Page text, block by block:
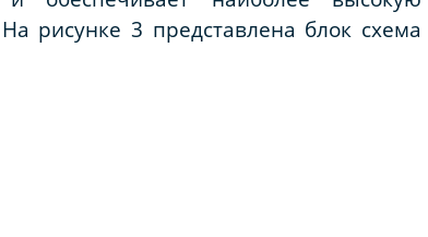
рисунке 3 представлена блок схема